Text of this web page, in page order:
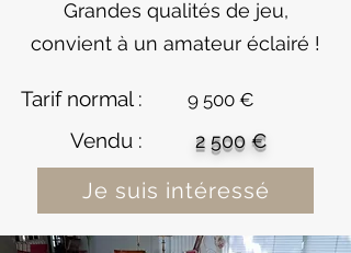
Grandes qualités de jeu,
convient à un amateur éclairé !
Tarif normal : 9 500 €
Vendu : 2 500 €
Je suis intéressé